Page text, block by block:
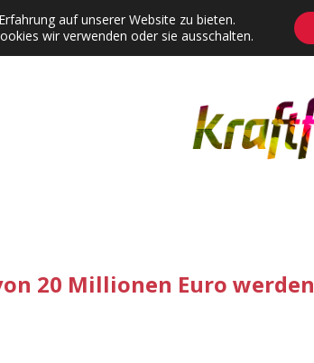
Contact Adventskalender Dropdown-Menü öffnen
20 Millionen Euro werden
auf unserer Website zu bieten.
wir verwenden oder sie ausschalten.